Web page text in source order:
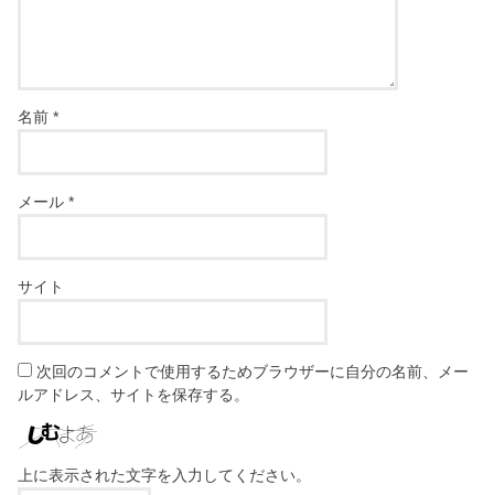
名前*
メール*
サイト
次回のコメントで使用するためブラウザーに自分の名前、メー
ルアドレス、サイトを保存する。
上に表示された文字を入力してください。